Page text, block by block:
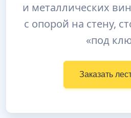
и металлических
с опорой на стену,
«под
Заказать